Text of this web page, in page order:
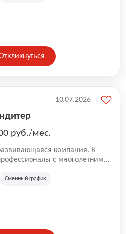
руб./мес.
компания. В
с многолетним
накопленный опыт позволяют
Сменный график
10.07.2026